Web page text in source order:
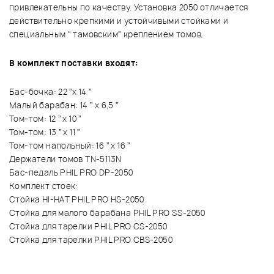
привлекательны по качеству. Установка 2050 отличается
действительно крепкими и устойчивыми стойками и
специальным " тамовским" креплением томов.
В комплект поставки входят:
Бас-бочка: 22 ”x 14 ”
Малый барабан: 14 ” x 6,5 ”
Том-том: 12 ” x 10 ”
Том-том: 13 ” x 11 ”
Том-том напольный: 16 ” x 16 ”
Держатели томов TN-5113N
Бас-педаль PHIL PRO DP-2050
Комплект стоек:
Стойка HI-HAT PHIL PRO HS-2050
Cтойка для малого барабана PHIL PRO SS-2050
Cтойка для тарелки PHIL PRO CS-2050
Cтойка для тарелки PHIL PRO CBS-2050